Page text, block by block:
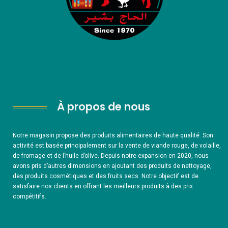
À propos de nous
Notre magasin propose des produits alimentaires de haute qualité. Son
activité est basée principalement sur la vente de viande rouge, de volaille,
de fromage et de l’huile d’olive. Depuis notre expansion en 2020, nous
avons pris d’autres dimensions en ajoutant des produits de nettoyage,
des produits cosmétiques et des fruits secs. Notre objectif est de
satisfaire nos clients en offrant les meilleurs produits à des prix
compétitifs.